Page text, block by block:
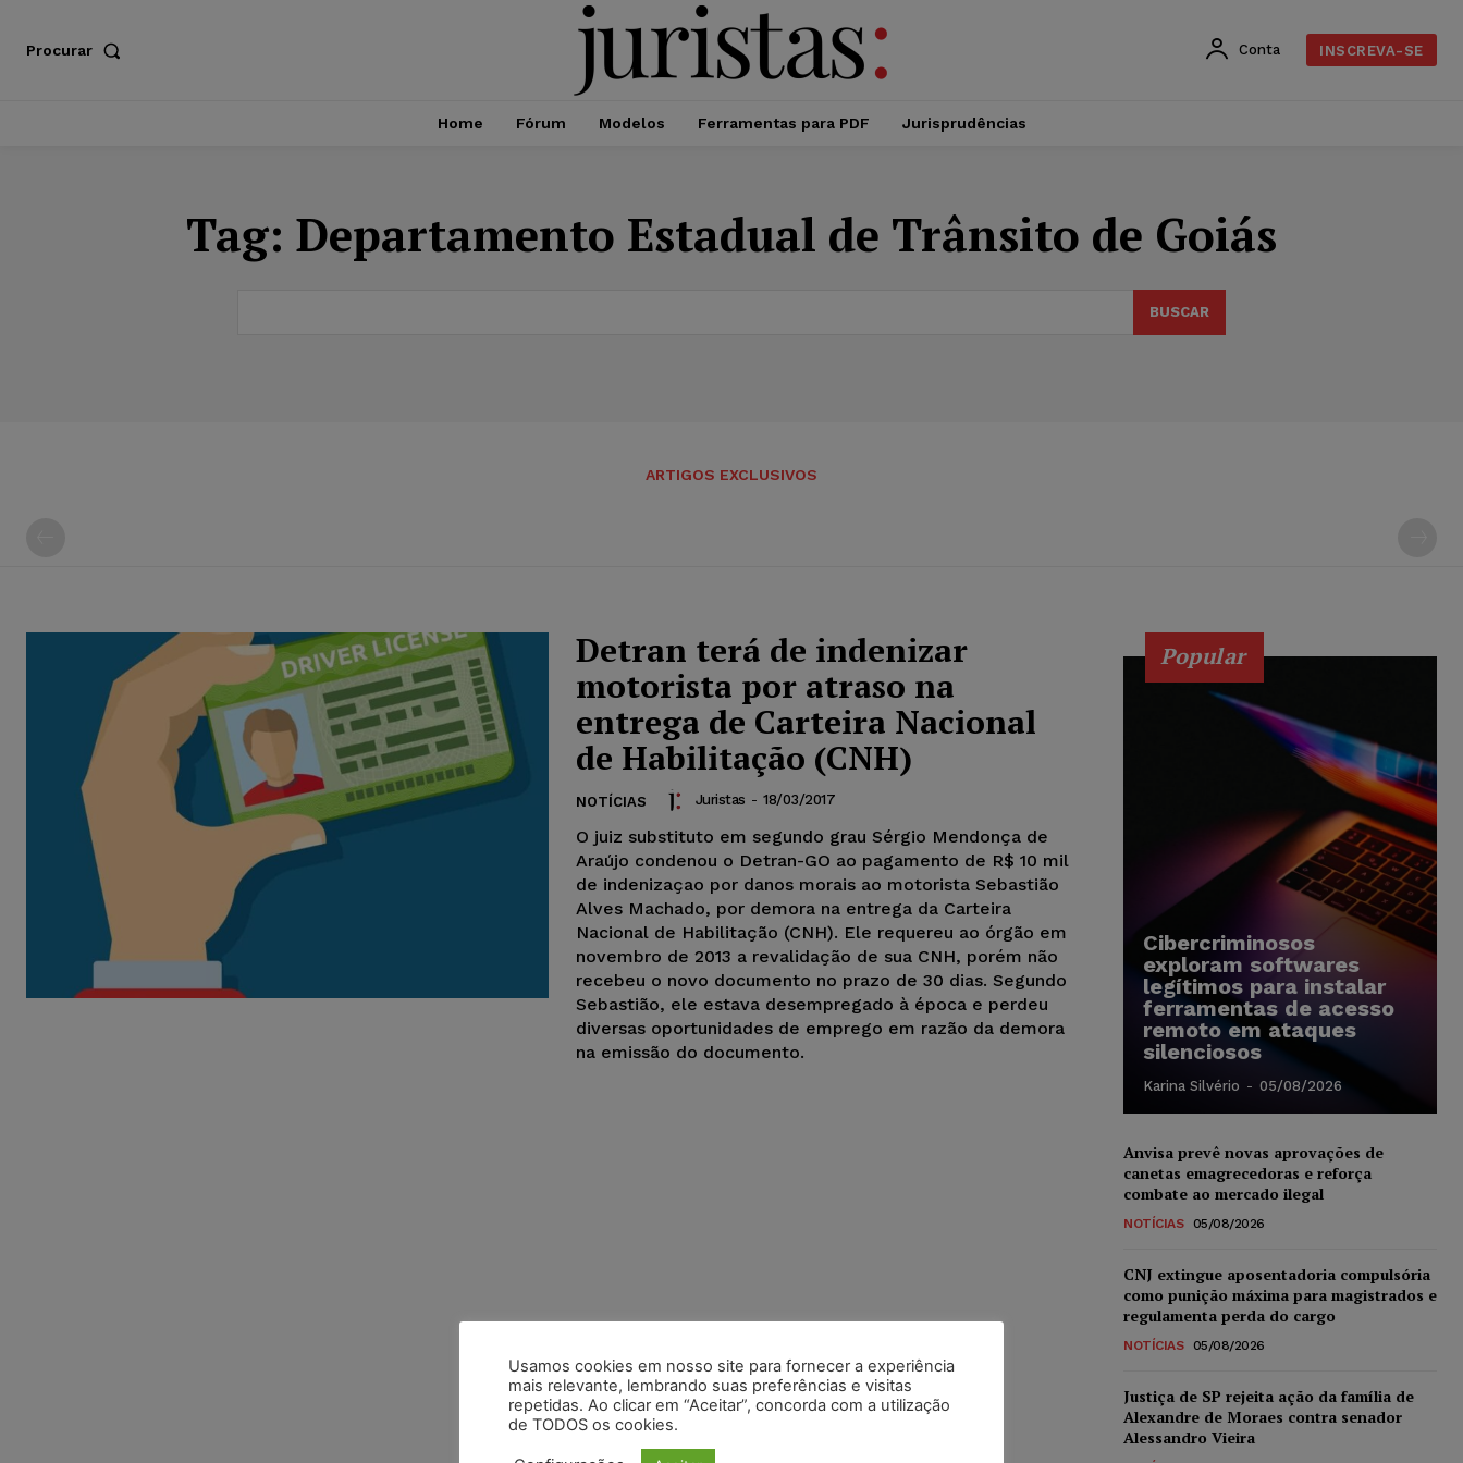
Procurar Conta INSCREVA-SE
Home Fórum Modelos Ferramentas para PDF Jurisprudências
Tag: Departamento Estadual de Trânsito de Goiás
BUSCAR
ARTIGOS EXCLUSIVOS
Detran terá de indenizar
motorista por atraso na
entrega de Carteira Nacional
de Habilitação (CNH)
NOTÍCIAS Juristas - 18/03/2017
O juiz substituto em segundo grau Sérgio Mendonça de
Araújo condenou o Detran-GO ao pagamento de R$ 10 mil
de indenizaçao por danos morais ao motorista Sebastião
Alves Machado, por demora na entrega da Carteira
Nacional de Habilitação (CNH). Ele requereu ao órgão em
novembro de 2013 a revalidação de sua CNH, porém não
recebeu o novo documento no prazo de 30 dias. Segundo
Sebastião, ele estava desempregado à época e perdeu
diversas oportunidades de emprego em razão da demora
na emissão do documento.
Popular
Cibercriminosos
exploram softwares
legítimos para instalar
ferramentas de acesso
remoto em ataques
silenciosos
Karina Silvério - 05/08/2026
Anvisa prevê novas aprovações de
canetas emagrecedoras e reforça
combate ao mercado ilegal
NOTÍCIAS 05/08/2026
CNJ extingue aposentadoria compulsória
como punição máxima para magistrados e
regulamenta perda do cargo
NOTÍCIAS 05/08/2026
Justiça de SP rejeita ação da família de
Alexandre de Moraes contra senador
Alessandro Vieira
Usamos cookies em nosso site para fornecer a experiência
mais relevante, lembrando suas preferências e visitas
repetidas. Ao clicar em “Aceitar”, concorda com a utilização
de TODOS os cookies.